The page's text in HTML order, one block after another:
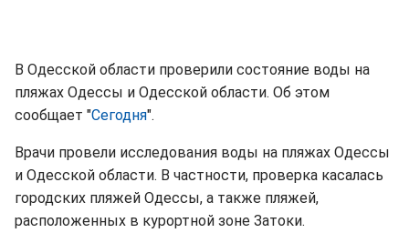
В Одесской области проверили состояние воды на
пляжах Одессы и Одесской области. Об этом
сообщает "Сегодня".
Врачи провели исследования воды на пляжах Одессы
и Одесской области. В частности, проверка касалась
городских пляжей Одессы, а также пляжей,
расположенных в курортной зоне Затоки.